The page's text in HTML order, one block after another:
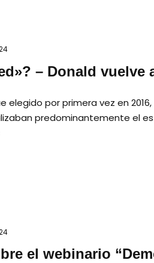
– Donald vuelve
elegido por primera vez en
predominantemente el
el webinario